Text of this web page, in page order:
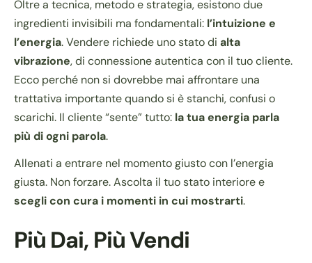
Oltre a tecnica, metodo e strategia, esistono due
ingredienti invisibili ma fondamentali: l’intuizione e
l’energia. Vendere richiede uno stato di alta
vibrazione, di connessione autentica con il tuo cliente.
Ecco perché non si dovrebbe mai affrontare una
trattativa importante quando si è stanchi, confusi o
scarichi. Il cliente “sente” tutto: la tua energia parla
più di ogni parola.
Allenati a entrare nel momento giusto con l’energia
giusta. Non forzare. Ascolta il tuo stato interiore e
scegli con cura i momenti in cui mostrarti.
Più Dai, Più Vendi